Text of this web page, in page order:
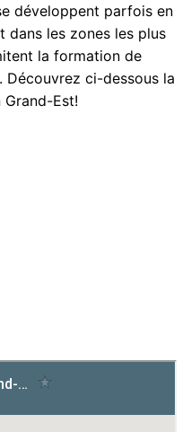
développent parfois en
dans les zones les plus
la formation de
Découvrez ci-dessous la
Est!